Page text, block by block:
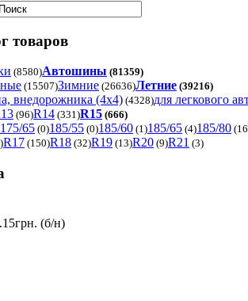
товаров
(8580)Автошины (81359)
(15507)Зимние (26636)Летние (39216)
внедорожника (4x4) (4328)для легкового
(96)R14 (331)R15 (666)
175/65 (0)185/55 (0)185/60 (1)185/65 (4)185/80
R17 (150)R18 (32)R19 (13)R20 (9)R21 (3)
(б/н)